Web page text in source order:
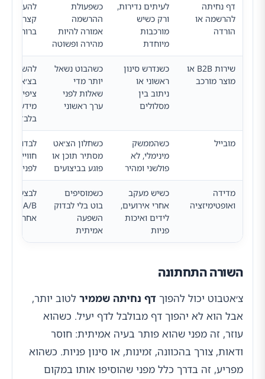
דף נחיתה
להרשמה או
הורדה
לעיתים נדירות,
ורק כשיש
מורכבות
מיוחדת
כשפעולת
ההרשמה
אמורה להיות
מהירה ופשוטה
להעדיף
ברור
שירות B2B או
מוצר מורכב
כשנדרש סינון
ראשוני או
ניתוב בין
מסלולים
כשהבוט נשאל
יותר מדי
שאלות לפני
ערך ראשוני
להשתמש
בצ׳אט
ציפיות
מידע
בלבד
מובייל
כשהממשק
מינימלי, לא
פולשני ומהיר
כשחלון הצ׳אט
מסתיר תוכן או
פוגע בביצועים
לבדוק
חוויית
לפני
מדידה
ואופטימיזציה
כשיש מעקב
אחרי אירועים,
לידים ואיכות
פניות
כשמוסיפים
בוט בלי לבדוק
השפעה
אמיתית
לבצע
אחרי כל
השורה התחתונה
צ׳אטבוט יכול להפוך דף נחיתה שממיר לטוב יותר,
אבל הוא לא יהפוך דף מבולבל לדף יעיל. כשהוא
עוזר, זה מפני שהוא פותר בעיה אמיתית: חוסר
ודאות, צורך בהכוונה, זמינות, או סינון פניות. כשהוא
מפריע, זה בדרך כלל מפני שהוסיפו אותו במקום